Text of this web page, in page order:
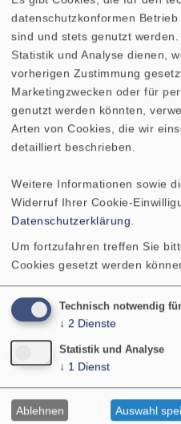
Sinusschwingung )
Kontakt
Ohligser Str. 29-31
42781 Haan
Deutschland
Tel.: 02129 552-0
E-Mail:
PRODUKTE
SERVICE
LEISTUNGEN
ÜBER UNS
SHOP
datenschutzkonformen
sind und stets genutzt
Statistik und Analyse dienen,
vorherigen Zustimmung
Marketingzwecken oder für
genutzt werden könnten,
Arten von Cookies, die wir
detailliert beschrieben.
Weitere Informationen sowie
Widerruf Ihrer Cookie-
Datenschutzerklärung
Um fortzufahren treffen Sie
Cookies gesetzt werden
Technisch notwendig
↓ 2 Dienste
Statistik und Analyse
↓ 1 Dienst
Ablehnen Auswahl